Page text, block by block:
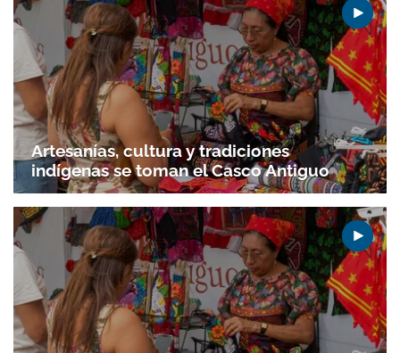
Artesanías, cultura y tradiciones
indígenas se toman el Casco Antiguo